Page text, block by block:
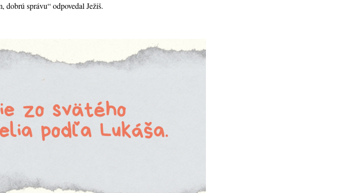
správu“ odpovedal Ježiš.